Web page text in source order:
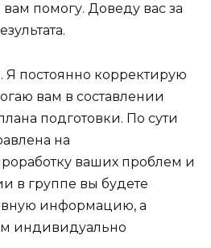
помогу. Доведу вас за
Я постоянно корректирую
вам в составлении
подготовки. По сути
на
ваших проблем и
в группе вы будете
информацию, а
индивидуально